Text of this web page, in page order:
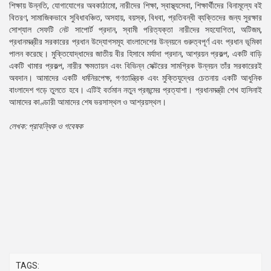
শিক্ষায় উন্নতি, যোগাযোগের অবকাঠামো, নারীদের শিক্ষা, স্বাস্থ্যসেবা, শিক্ষার্থীদের বিনামূল্যে বই
বিতরণ, সামাজিকভাবে সুবিধাবঞ্চিত, অসহায়, বয়স্ক, বিধবা, প্রতিবন্ধী ব্যক্তিদের জন্য সুরক্ষার
সোশ্যাল সেফটি নেট সাপোর্ট প্রদান, স্বামী পরিত্যক্তা নারীদের সহযোগিতা, অটিজম,
প্রধানমন্ত্রীর সরকারের প্রধান উদ্যোগসমূহ বাংলাদেশের উন্নয়নে গুরুত্বপূর্ণ এবং প্রধান ভূমিকা
পালন করেছে। মুক্তিযোদ্ধাদের জাতীয় বীর হিসাবে মর্যাদা প্রদান, আশ্রয়ন প্রকল্প, একটি বাড়ি
একটি খামার প্রকল্প, নারীর ক্ষমতায়ন এবং বিভিন্ন সেক্টরের সামগ্রিক উন্নয়ন তাঁর সরকারেরই
অবদান। আমাদের একটি ধর্মনিরপেক্ষ, গণতান্ত্রিক এবং মুক্তিযুদ্ধের চেতনায় একটি আধুনিক
বাংলাদেশ গড়ে তুলতে হবে। এটিই বর্তমান নতুন প্রজন্মের প্রত্যাশা। প্রধানমন্ত্রী শেখ হাসিনাই
আমাদের কাণ্ডারী আমাদের শেষ ভরসাস্থল ও আশ্রয়স্থল।
লেখক: প্রাবন্ধিক ও গবেষক
TAGS: